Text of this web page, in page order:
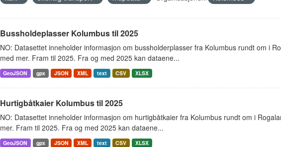
Bussholdeplasser Kolumbus til 2025
NO: Datasettet inneholder informasjon om bussholderplasser fra Kolumbus rundt om i
med mer. Fram til 2025. Fra og med 2025 kan dataene...
GeoJSON gpx JSON XML text CSV XLSX
Hurtigbåtkaier Kolumbus til 2025
NO: Datasettet inneholder informasjon om hurtigbåtkaier fra Kolumbus rundt om i
mer. Fram til 2025. Fra og med 2025 kan dataene...
GeoJSON gpx JSON XML text CSV XLSX